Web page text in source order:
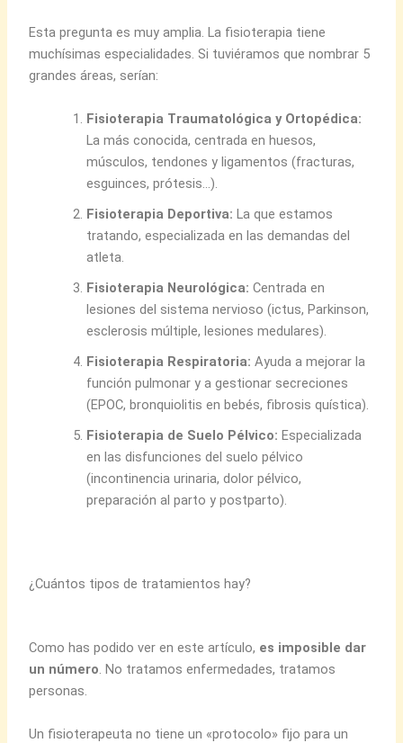
Esta pregunta es muy amplia. La fisioterapia tiene
muchísimas especialidades. Si tuviéramos que nombrar 5
grandes áreas, serían:
Fisioterapia Traumatológica y Ortopédica:
La más conocida, centrada en huesos,
músculos, tendones y ligamentos (fracturas,
esguinces, prótesis…).
Fisioterapia Deportiva: La que estamos
tratando, especializada en las demandas del
atleta.
Fisioterapia Neurológica: Centrada en
lesiones del sistema nervioso (ictus, Parkinson,
esclerosis múltiple, lesiones medulares).
Fisioterapia Respiratoria: Ayuda a mejorar la
función pulmonar y a gestionar secreciones
(EPOC, bronquiolitis en bebés, fibrosis quística).
Fisioterapia de Suelo Pélvico: Especializada
en las disfunciones del suelo pélvico
(incontinencia urinaria, dolor pélvico,
preparación al parto y postparto).
¿Cuántos tipos de tratamientos hay?
Como has podido ver en este artículo, es imposible dar
un número. No tratamos enfermedades, tratamos
personas.
Un fisioterapeuta no tiene un «protocolo» fijo para un